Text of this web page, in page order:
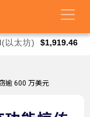
(以太坊) $1,919.46
逾 600 万美元